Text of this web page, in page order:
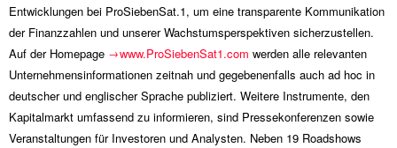
Entwicklungen bei ProSiebenSat.1, um eine transparente Kommunikation
der Finanzzahlen und unserer Wachstumsperspektiven sicherzustellen.
Auf der Homepage
www.ProSiebenSat1.com werden alle relevanten
Unternehmensinformationen zeitnah und gegebenenfalls auch ad hoc in
deutscher und englischer Sprache publiziert. Weitere Instrumente, den
Kapitalmarkt umfassend zu informieren, sind Pressekonferenzen sowie
Veranstaltungen für Investoren und Analysten. Neben 19 Roadshows